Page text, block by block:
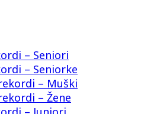
– Seniori
– Seniorke
– Muški
– Žene